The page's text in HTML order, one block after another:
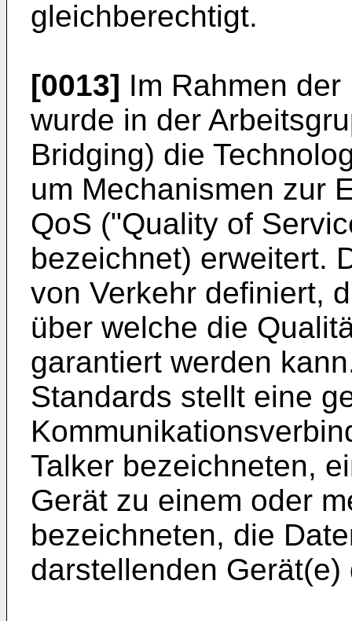
gleichberechtigt.
[0013] Im Rahmen
wurde in der
Bridging) die
um Mechanismen zur
QoS ("Quality of
bezeichnet) erweitert.
von Verkehr definiert,
über welche die
garantiert werden
Standards stellt eine
Talker bezeichneten,
Gerät zu einem oder
bezeichneten, die
darstellenden Gerät(e)